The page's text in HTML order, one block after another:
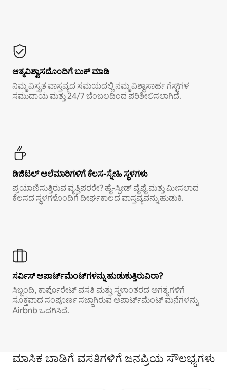
ಆತ್ಮವಿಶ್ವಾಸದೊಂದಿಗೆ ಬುಕ್ ಮಾಡಿ
ನಿಮ್ಮ ವಿಸ್ತೃತ ವಾಸ್ತವ್ಯದ ಸಮಯದಲ್ಲಿ ನಮ್ಮ ವಿಶ್ವಾಸಾರ್ಹ ಗೆಸ್ಟ್‌ಗಳ
ಸಮುದಾಯ ಮತ್ತು 24/7 ಬೆಂಬಲದಿಂದ ಪರಿಶೀಲಿಸಲಾಗಿದೆ.
ಡಿಜಿಟಲ್ ಅಲೆಮಾರಿಗಳಿಗೆ ಕೆಲಸ-ಸ್ನೇಹಿ ಸ್ಥಳಗಳು
ಪ್ರಯಾಣಿಸುತ್ತಿರುವ ವೃತ್ತಿಪರರೇ? ಹೈ-ಸ್ಪೀಡ್ ವೈಫೈ ಮತ್ತು ಮೀಸಲಾದ
ಕೆಲಸದ ಸ್ಥಳಗಳೊಂದಿಗೆ ದೀರ್ಘಕಾಲದ ವಾಸ್ತವ್ಯವನ್ನು ಹುಡುಕಿ.
ಸರ್ವಿಸ್ ಅಪಾರ್ಟ್‌ಮೆಂಟ್‌ಗಳನ್ನು ಹುಡುಕುತ್ತಿರುವಿರಾ?
ಸಿಬ್ಬಂದಿ, ಕಾರ್ಪೊರೇಟ್ ವಸತಿ ಮತ್ತು ಸ್ಥಳಾಂತರದ ಅಗತ್ಯಗಳಿಗೆ
ಸೂಕ್ತವಾದ ಸಂಪೂರ್ಣ ಸಜ್ಜಾಗಿರುವ ಅಪಾರ್ಟ್‌ಮೆಂಟ್ ಮನೆಗಳನ್ನು
Airbnb ಒದಗಿಸಿದೆ.
ಮಾಸಿಕ ಬಾಡಿಗೆ ವಸತಿಗಳಿಗೆ ಜನಪ್ರಿಯ ಸೌಲಭ್ಯಗಳು